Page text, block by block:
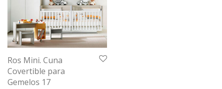
Ros Mini. Cuna
Covertible para
Gemelos 17